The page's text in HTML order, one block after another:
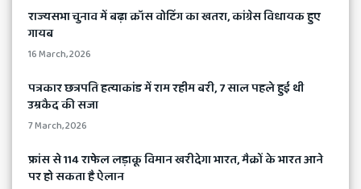
​राज्यसभा चुनाव में बढ़ा क्रॉस वोटिंग का खतरा, कांग्रेस विधायक हुए
गायब
16 March, 2026
​पत्रकार छत्रपति हत्याकांड में राम रहीम बरी, 7 साल पहले हुई थी
उम्रकैद की सजा
7 March, 2026
​फ्रांस से 114 राफेल लड़ाकू विमान खरीदेगा भारत, मैक्रों के भारत आने
पर हो सकता है ऐलान